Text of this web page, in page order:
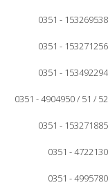
0351 - 153269538
0351 - 153271256
0351 - 153492294
0351 - 4904950 / 51 / 52
0351 - 153271885
0351 - 4722130
0351 - 4995780